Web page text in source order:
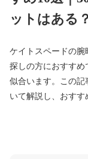
ットはある？
ケイトスペードの腕
探しの方におすすめ
似合います。この記
いて解説し、おすす